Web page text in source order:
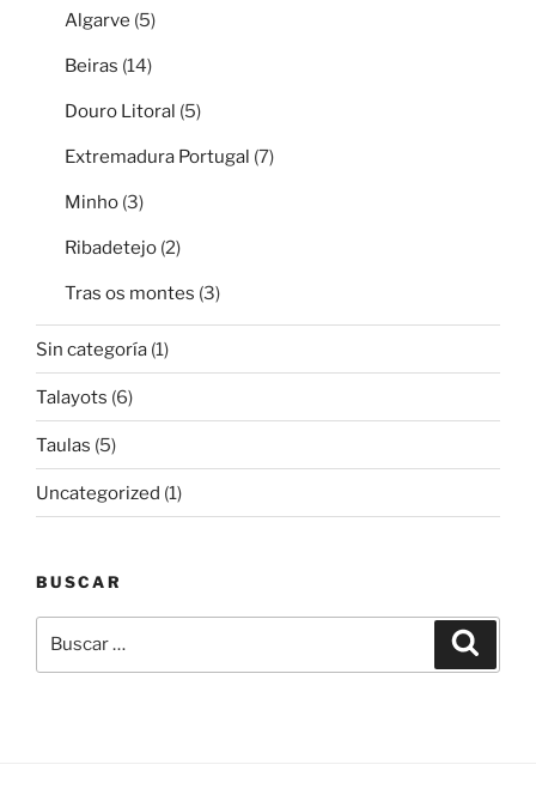
Algarve (5)
Beiras (14)
Douro Litoral (5)
Extremadura Portugal (7)
Minho (3)
Ribadetejo (2)
Tras os montes (3)
Sin categoría (1)
Talayots (6)
Taulas (5)
Uncategorized (1)
BUSCAR
por: